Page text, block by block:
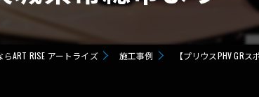
GZOX GUARD GLAZE 未塗装樹脂コーティング
ART RISE アートライズ 施工事例 【プリウスPHV